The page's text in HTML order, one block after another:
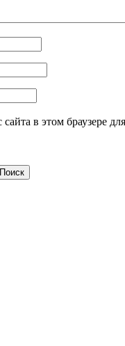
в этом браузере